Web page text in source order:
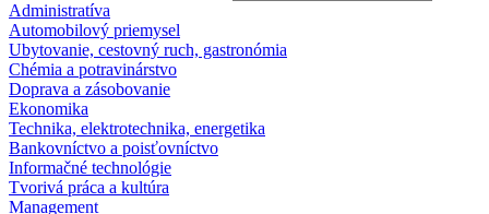
Administratíva
Automobilový priemysel
Ubytovanie, cestovný ruch, gastronómia
Chémia a potravinárstvo
Doprava a zásobovanie
Ekonomika
Technika, elektrotechnika, energetika
Bankovníctvo a poisťovníctvo
Informačné technológie
Tvorivá práca a kultúra
Management